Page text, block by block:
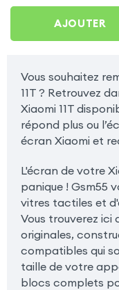
AJOUTER
Vous souhaitez
11T ? Retrouvez
Xiaomi 11T
répond plus ou
écran Xiaomi et
L'écran de votre
panique ! Gsm55
vitres tactiles et
Vous trouverez ici
originales,
compatibles qui
taille de votre
blocs complets